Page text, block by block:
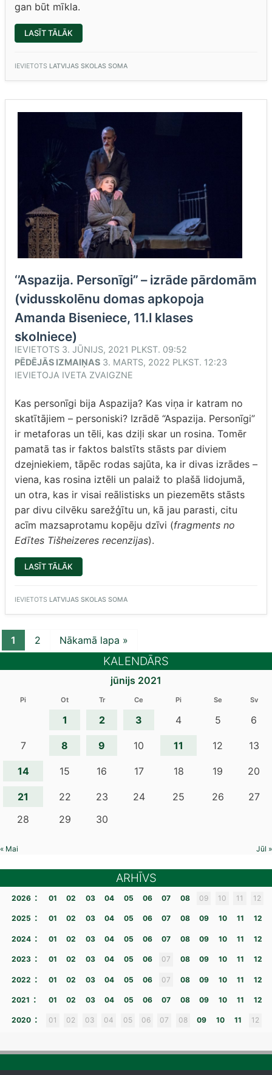
gan būt mīkla.
LASĪT TĀLĀK
GADA
IEVIETOTS LATVIJAS SKOLAS SOMA
‘’Aspazija. Personīgi’’ – izrāde pārdomām
(vidusskolēnu domas apkopoja
Amanda Biseniece, 11.l klases
skolniece)
IEVIETOTS 3. JŪNIJS, 2021 PLKST. 09:52
PĒDĒJĀS IZMAIŅAS 3. MARTS, 2022 PLKST. 12:23
IEVIETOJA IVETA ZVAIGZNE
Kas personīgi bija Aspazija? Kas viņa ir katram no
skatītājiem – personiski? Izrādē “Aspazija. Personīgi”
ir metaforas un tēli, kas dziļi skar un rosina. Tomēr
pamatā tas ir faktos balstīts stāsts par diviem
dzejniekiem, tāpēc rodas sajūta, ka ir divas izrādes –
viena, kas rosina iztēli un palaiž to plašā lidojumā,
un otra, kas ir visai reālistisks un piezemēts stāsts
par divu cilvēku sarežģītu un, kā jau parasti, citu
acīm mazsaprotamu kopēju dzīvi (fragments no
Edītes Tišheizeres recenzijas).
LASĪT TĀLĀK
PERSONĪGI’’
PĀRDOMĀM
DOMAS
BISENIECE,
11.L
KLASES
SKOLNIECE)”
IEVIETOTS LATVIJAS SKOLAS SOMA
1 2 Nākamā lapa »
KALENDĀRS
jūnijs 2021
Pi Ot Tr Ce Pi Se Sv
1 2 3 4 5 6
7 8 9 10 11 12 13
14 15 16 17 18 19 20
21 22 23 24 25 26
27
28
29 30
« Mai Jūl »
ARHĪVS
2026 : 01 02 03 04 05 06 07 08 09 10 11 12
2025 : 01 02 03 04 05 06 07 08 09 10 11 12
2024 : 01 02 03 04 05 06 07 08 09 10 11 12
2023 : 01 02 03 04 05 06 07 08 09 10 11 12
2022 : 01 02 03 04 05 06 07 08 09 10 11 12
2021 : 01 02 03 04 05 06 07 08 09 10 11 12
2020 : 01 02 03 04 05 06 07 08 09 10 11 12